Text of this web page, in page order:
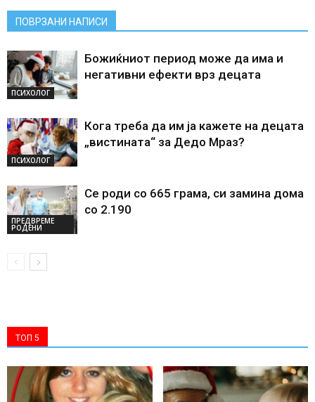
ПОВРЗАНИ НАПИСИ
ПСИХОЛОГ
Божиќниот период може да има и
негативни ефекти врз децата
ПСИХОЛОГ
Кога треба да им ја кажете на децата
„вистината“ за Дедо Мраз?
ПРЕДВРЕМЕ
РОДЕНИ
Се роди со 665 грама, си замина дома
со 2.190
ТОП 5